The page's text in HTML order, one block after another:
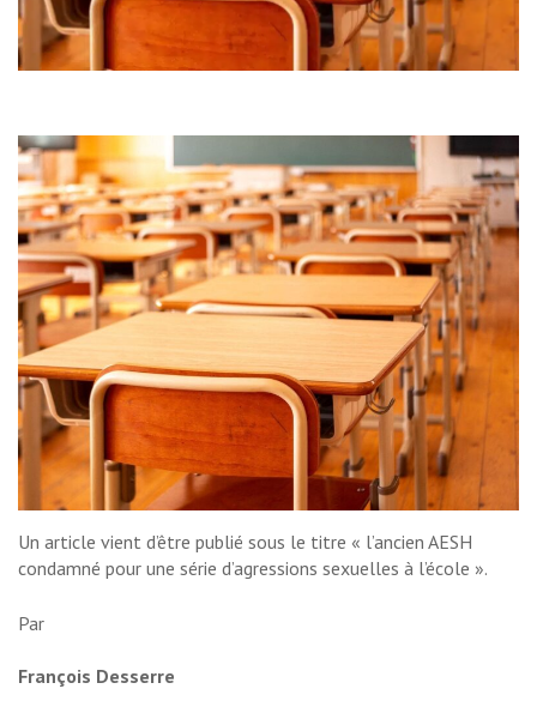
Un article vient d’être publié sous le titre « l’ancien AESH
condamné pour une série d’agressions sexuelles à l’école ».
Par
François Desserre